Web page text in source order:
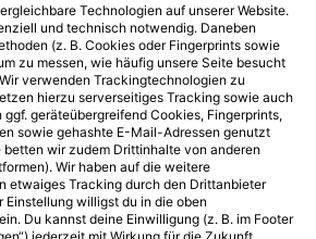
Technologien auf unserer Website.
und technisch notwendig. Daneben
(z. B. Cookies oder Fingerprints sowie
zu messen, wie häufig unsere Seite besucht
verwenden Trackingtechnologien zu
hierzu serverseitiges Tracking sowie auch
geräteübergreifend Cookies, Fingerprints,
sowie gehashte E-Mail-Adressen genutzt
wir zudem Drittinhalte von anderen
Wir haben auf die weitere
etwaiges Tracking durch den Drittanbieter
Einstellung willigst du in die oben
Du kannst deine Einwilligung (z. B. im Footer
jederzeit mit Wirkung für die Zukunft